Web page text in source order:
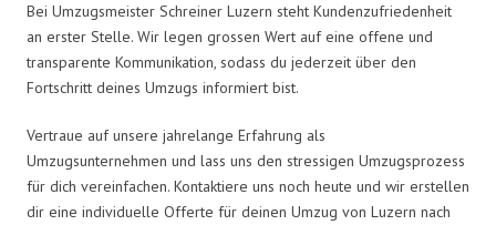
Bei Umzugsmeister Schreiner Luzern steht Kundenzufriedenheit
an erster Stelle. Wir legen grossen Wert auf eine offene und
transparente Kommunikation, sodass du jederzeit über den
Fortschritt deines Umzugs informiert bist.
Vertraue auf unsere jahrelange Erfahrung als
Umzugsunternehmen und lass uns den stressigen Umzugsprozess
für dich vereinfachen. Kontaktiere uns noch heute und wir erstellen
dir eine individuelle Offerte für deinen Umzug von Luzern nach